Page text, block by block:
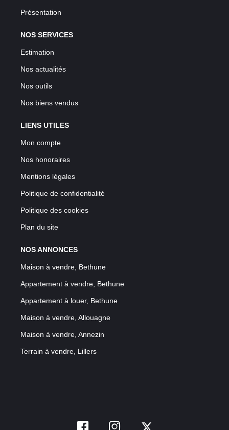
Présentation
NOS SERVICES
Estimation
Nos actualités
Nos outils
Nos biens vendus
LIENS UTILES
Mon compte
Nos honoraires
Mentions légales
Politique de confidentialité
Politique des cookies
Plan du site
NOS ANNONCES
Maison à vendre, Bethune
Appartement à vendre, Bethune
Appartement à louer, Bethune
Maison à vendre, Allouagne
Maison à vendre, Annezin
Terrain à vendre, Lillers